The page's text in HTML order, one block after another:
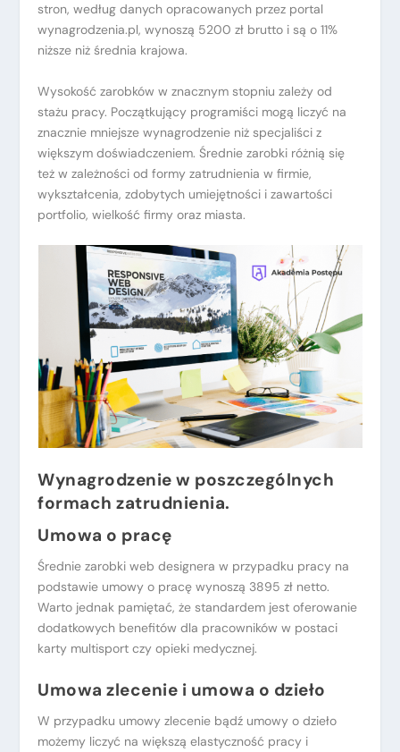
stron, według danych opracowanych przez portal
wynagrodzenia.pl, wynoszą 5200 zł brutto i są o 11%
niższe niż średnia krajowa.
Wysokość zarobków w znacznym stopniu zależy od
stażu pracy. Początkujący programiści mogą liczyć na
znacznie mniejsze wynagrodzenie niż specjaliści z
większym doświadczeniem. Średnie zarobki różnią się
też w zależności od formy zatrudnienia w firmie,
wykształcenia, zdobytych umiejętności i zawartości
portfolio, wielkość firmy oraz miasta.
Wynagrodzenie w poszczególnych
formach zatrudnienia.
Umowa o pracę
Średnie zarobki web designera w przypadku pracy na
podstawie umowy o pracę wynoszą 3895 zł netto.
Warto jednak pamiętać, że standardem jest oferowanie
dodatkowych benefitów dla pracowników w postaci
karty multisport czy opieki medycznej.
Umowa zlecenie i umowa o dzieło
W przypadku umowy zlecenie bądź umowy o dzieło
możemy liczyć na większą elastyczność pracy i